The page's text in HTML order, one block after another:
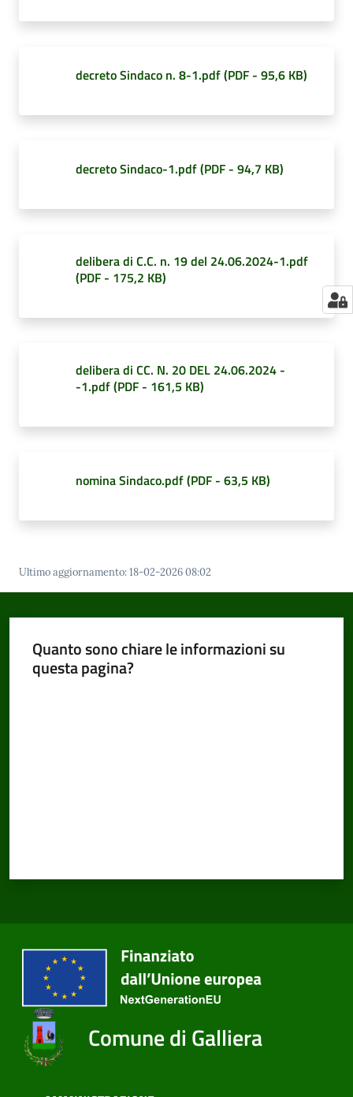
decreto Sindaco n. 8-1.pdf(PDF - 95,6 KB)
decreto Sindaco-1.pdf(PDF - 94,7 KB)
delibera di C.C. n. 19 del 24.06.2024-1.pdf
(PDF - 175,2 KB)
delibera di CC. N. 20 DEL 24.06.2024 -
-1.pdf(PDF - 161,5 KB)
nomina Sindaco.pdf(PDF - 63,5 KB)
Ultimo aggiornamento:18-02-2026 08:02
Quanto sono chiare le informazioni su
questa pagina?
Comune di Galliera